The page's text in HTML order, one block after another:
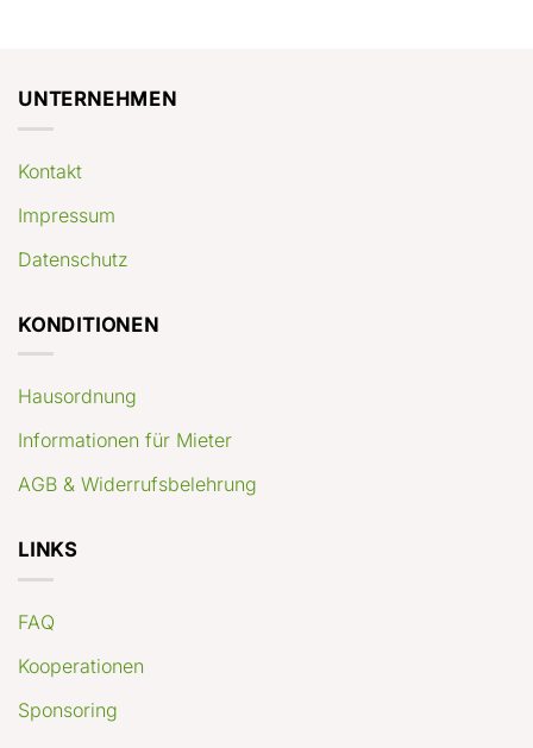
UNTERNEHMEN
Kontakt
Impressum
Datenschutz
KONDITIONEN
Hausordnung
Informationen für Mieter
AGB & Widerrufsbelehrung
LINKS
FAQ
Kooperationen
Sponsoring